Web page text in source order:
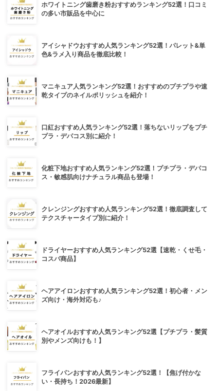
ホワイトニング歯磨き粉おすすめランキング52選！口コミ
の多い市販品を中心に
アイシャドウおすすめ人気ランキング52選！パレット&単
色&ラメ入り商品を徹底比較！
マニキュア人気ランキング52選！おすすめのプチプラや速
乾タイプのネイルポリッシュを紹介！
口紅おすすめ人気ランキング52選！落ちないリップをプチ
プラ・デパコス別に紹介！
化粧下地おすすめ人気ランキング52選！プチプラ・デパコ
ス・敏感肌向けナチュラル商品も登場！
クレンジングおすすめ人気ランキング52選！徹底調査して
テクスチャータイプ別に紹介！
ドライヤーおすすめ人気ランキング52選【速乾・くせ毛・
コスパ商品】
ヘアアイロンおすすめ人気ランキング52選！初心者・メン
ズ向け・海外対応も♪
ヘアオイルおすすめ人気ランキング52選【プチプラ・髪質
別やメンズ向けも！】
フライパンおすすめ人気ランキング52選！【焦げ付かな
い・長持ち！2026最新】